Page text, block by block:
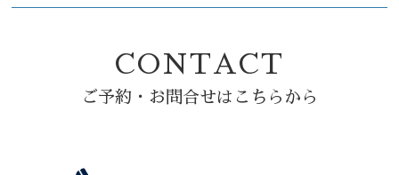
CONTACT
ご予約・お問合せはこちらから